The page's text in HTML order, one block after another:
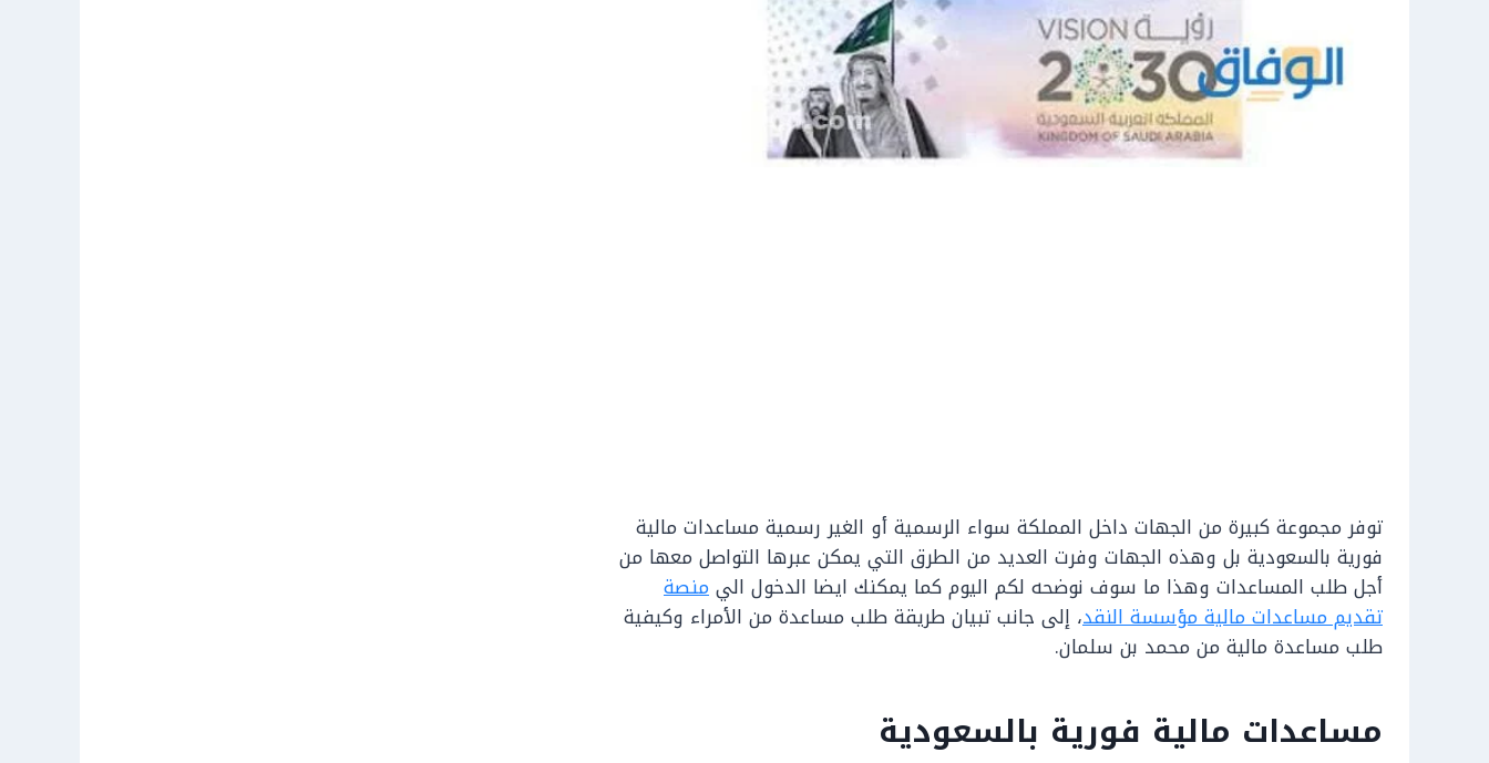
توفر مجموعة كبيرة من الجهات داخل المملكة سواء الرسمية أو الغير رسمية مساعدات مالية
فورية بالسعودية بل وهذه الجهات وفرت العديد من الطرق التي يمكن عبرها التواصل معها من
أجل طلب المساعدات وهذا ما سوف نوضحه لكم اليوم كما يمكنك ايضا الدخول اليمنصة
تقديم مساعدات مالية مؤسسة النقد، إلى جانب تبيان طريقة طلب مساعدة من الأمراء وكيفية
طلب مساعدة مالية من محمد بن سلمان.
مساعدات مالية فورية بالسعودية